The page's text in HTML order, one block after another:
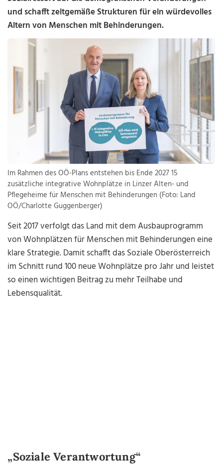
und schafft zeitgemäße Strukturen für ein würdevolles
Altern von Menschen mit Behinderungen.
Im Rahmen des OÖ-Plans entstehen bis Ende 2027 15
zusätzliche integrative Wohnplätze in Linzer Alten- und
Pflegeheime für Menschen mit Behinderungen (Foto: Land
OÖ/Charlotte Guggenberger)
Seit 2017 verfolgt das Land mit dem Ausbauprogramm
von Wohnplätzen für Menschen mit Behinderungen eine
klare Strategie. Damit schafft das Soziale Oberösterreich
im Schnitt rund 100 neue Wohnplätze pro Jahr und leistet
so einen wichtigen Beitrag zu mehr Teilhabe und
Lebensqualität.
„Soziale Verantwortung“